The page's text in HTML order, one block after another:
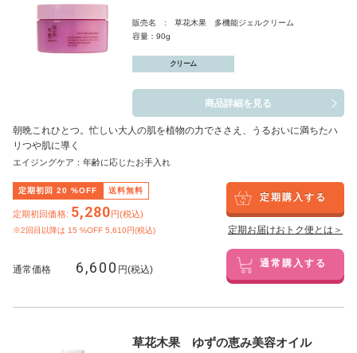
販売名 : 草花木果 多機能ジェルクリーム
容量：90g
クリーム
商品詳細を見る
朝晩これひとつ。忙しい大人の肌を植物の力でささえ、うるおいに満ちたハ
リつや肌に導く
エイジングケア：年齢に応じたお手入れ
定期初回 20 %OFF 送料無料
定期初回価格: 5,280円(税込)
※2回目以降は 15 %OFF 5,610円(税込)
定期購入する
定期お届けおトク便とは＞
通常価格 6,600 円(税込) 通常購入する
草花木果 ゆずの恵み美容オイル